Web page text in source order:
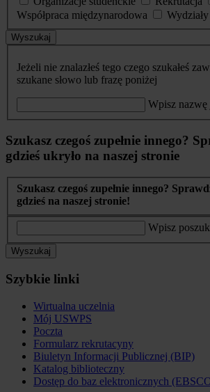
Współpraca międzynarodowa
Wydziały
Wyszukaj
Jeżeli nie znalazłeś tego czego szukałeś
szukane słowo lub frazę poniżej
Wpisz nazwę
Szukasz czegoś zupełnie innego?
gdzieś ukryło na naszej stronie
Szukasz czegoś zupełnie innego?
gdzieś na naszej stronie!
Wpisz
Wyszukaj
Szybkie linki
Wirtualna uczelnia
Mój USWPS
Poczta
Formularz rekrutacyny
Biuletyn Informacji Publicznej (BIP)
Katalog biblioteczny
Dostęp do baz elektronicznych